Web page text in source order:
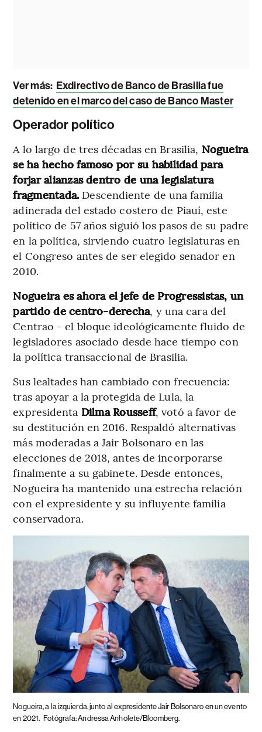
Ver más: Exdirectivo de Banco de Brasilia fue
detenido en el marco del caso de Banco Master
Operador político
A lo largo de tres décadas en Brasilia, Nogueira
se ha hecho famoso por su habilidad para
forjar alianzas dentro de una legislatura
fragmentada. Descendiente de una familia
adinerada del estado costero de Piauí, este
político de 57 años siguió los pasos de su padre
en la política, sirviendo cuatro legislaturas en
el Congreso antes de ser elegido senador en
2010.
Nogueira es ahora el jefe de Progressistas, un
partido de centro-derecha, y una cara del
Centrao - el bloque ideológicamente fluido de
legisladores asociado desde hace tiempo con
la política transaccional de Brasilia.
Sus lealtades han cambiado con frecuencia:
tras apoyar a la protegida de Lula, la
expresidenta Dilma Rousseff, votó a favor de
su destitución en 2016. Respaldó alternativas
más moderadas a Jair Bolsonaro en las
elecciones de 2018, antes de incorporarse
finalmente a su gabinete. Desde entonces,
Nogueira ha mantenido una estrecha relación
con el expresidente y su influyente familia
conservadora.
Nogueira, a la izquierda, junto al expresidente Jair Bolsonaro en un evento
en 2021. Fotógrafa: Andressa Anholete/Bloomberg.